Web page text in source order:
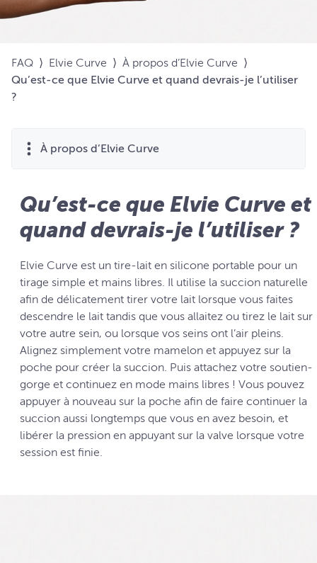
FAQ ⟩ Elvie Curve ⟩ À propos d’Elvie Curve ⟩
Qu’est-ce que Elvie Curve et quand devrais-je l’utiliser
?
À propos d’Elvie Curve
Qu’est-ce que Elvie Curve et
quand devrais-je l’utiliser ?
Elvie Curve est un tire-lait en silicone portable pour un
tirage simple et mains libres. Il utilise la succion naturelle
afin de délicatement tirer votre lait lorsque vous faites
descendre le lait tandis que vous allaitez ou tirez le lait sur
votre autre sein, ou lorsque vos seins ont l’air pleins.
Alignez simplement votre mamelon et appuyez sur la
poche pour créer la succion. Puis attachez votre soutien-
gorge et continuez en mode mains libres ! Vous pouvez
appuyer à nouveau sur la poche afin de faire continuer la
succion aussi longtemps que vous en avez besoin, et
libérer la pression en appuyant sur la valve lorsque votre
session est finie.